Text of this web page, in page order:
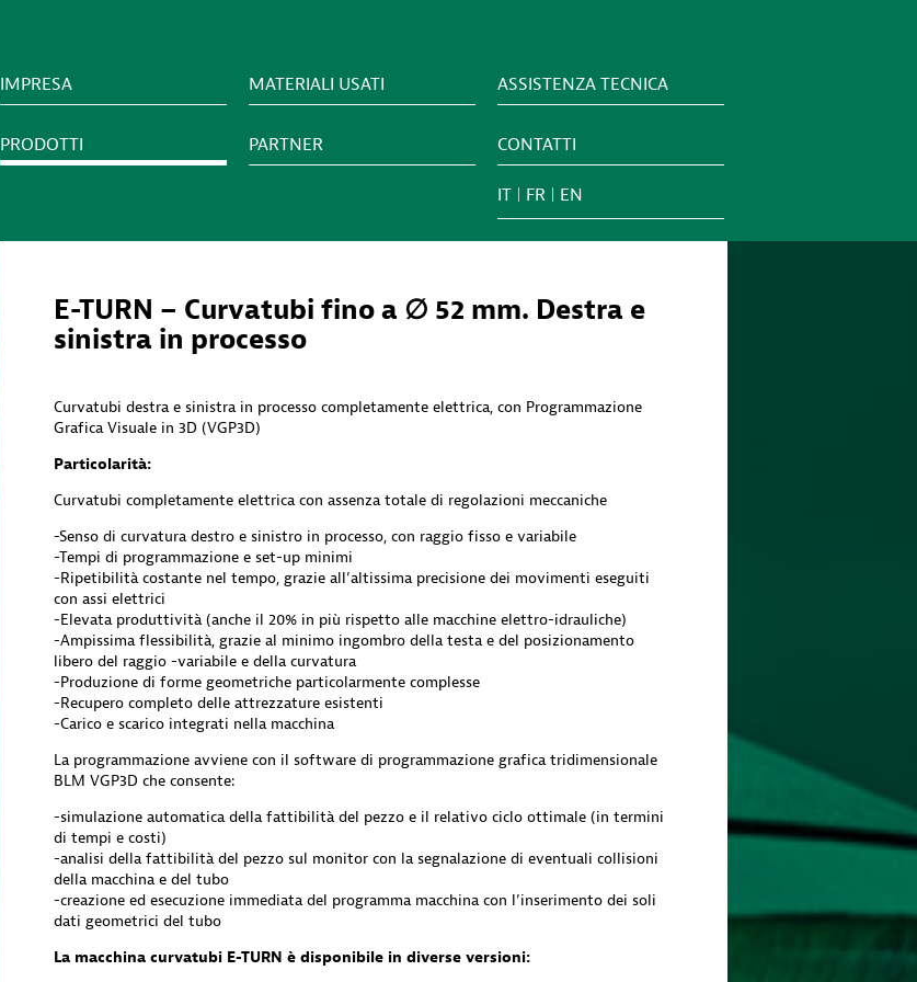
IMPRESA MATERIALI USATI ASSISTENZA TECNICA
PRODOTTI PARTNER CONTATTI
IT FR EN
E-TURN – Curvatubi fino a ∅ 52 mm. Destra e
sinistra in processo
Curvatubi destra e sinistra in processo completamente elettrica, con Programmazione
Grafica Visuale in 3D (VGP3D)
Particolarità:
Curvatubi completamente elettrica con assenza totale di regolazioni meccaniche
-Senso di curvatura destro e sinistro in processo, con raggio fisso e variabile
-Tempi di programmazione e set-up minimi
-Ripetibilità costante nel tempo, grazie all’altissima precisione dei movimenti eseguiti
con assi elettrici
-Elevata produttività (anche il 20% in più rispetto alle macchine elettro-idrauliche)
-Ampissima flessibilità, grazie al minimo ingombro della testa e del posizionamento
libero del raggio -variabile e della curvatura
-Produzione di forme geometriche particolarmente complesse
-Recupero completo delle attrezzature esistenti
-Carico e scarico integrati nella macchina
La programmazione avviene con il software di programmazione grafica tridimensionale
BLM VGP3D che consente:
-simulazione automatica della fattibilità del pezzo e il relativo ciclo ottimale (in termini
di tempi e costi)
-analisi della fattibilità del pezzo sul monitor con la segnalazione di eventuali collisioni
della macchina e del tubo
-creazione ed esecuzione immediata del programma macchina con l’inserimento dei soli
dati geometrici del tubo
La macchina curvatubi E-TURN è disponibile in diverse versioni: